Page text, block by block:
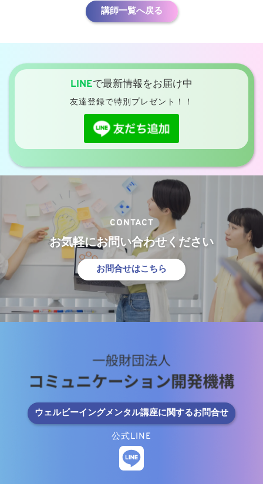
講師一覧へ戻る
LINEで最新情報をお届け中
友達登録で特別プレゼント！！
CONTACT
お気軽にお問い合わせください
お問合せはこちら
ウェルビーイングメンタル講座に関するお問合せ
公式LINE